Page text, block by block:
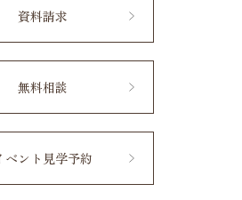
資料請求
無料相談
ベント見学予約